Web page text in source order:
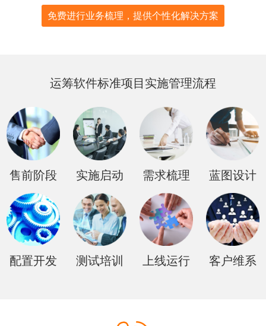
免费进行业务梳理，提供个性化解决方案
运筹软件标准项目实施管理流程
售前阶段 实施启动 需求梳理 蓝图设计
配置开发 测试培训 上线运行 客户维系